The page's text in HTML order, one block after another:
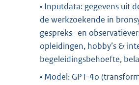
• Inputdata: gegevens uit
de werkzoekende in
gespreks- en
opleidingen, hobby’s &
begeleidingsbehoefte,
• Model: GPT-4o